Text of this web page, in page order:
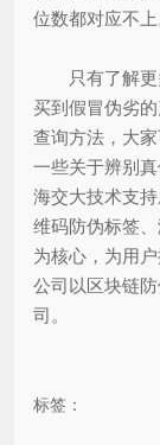
位数都对应不上
只有了解更
买到假冒伪劣
查询方法，大
一些关于辨别
海交大技术支
维码防伪标签
为核心，为用
公司以区块链
司。
标签：